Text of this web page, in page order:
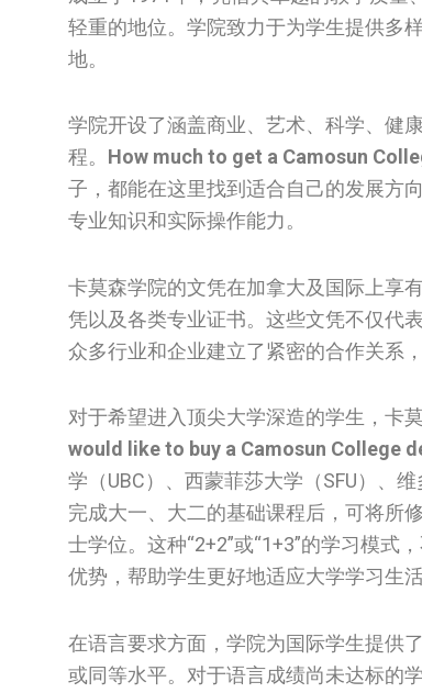
轻重的地位。学院致力于为学生提供多
地。
学院开设了涵盖商业、艺术、科学、健
程。 How much to get a Camosun
子，都能在这里找到适合自己的发展方
专业知识和实际操作能力。
卡莫森学院的文凭在加拿大及国际上享
凭以及各类专业证书。这些文凭不仅代
众多行业和企业建立了紧密的合作关系
对于希望进入顶尖大学深造的学生，卡
would like to buy a Camosun College
学（UBC）、西蒙菲莎大学（SFU）、
完成大一、大二的基础课程后，可将所
士学位。这种“2+2”或“1+3”的学习模
优势，帮助学生更好地适应大学学习生
在语言要求方面，学院为国际学生提供
或同等水平。对于语言成绩尚未达标的